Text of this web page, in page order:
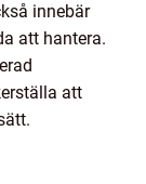
innebär
att hantera.
att